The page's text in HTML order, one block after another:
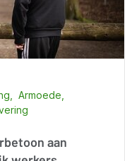
aan
Armoede